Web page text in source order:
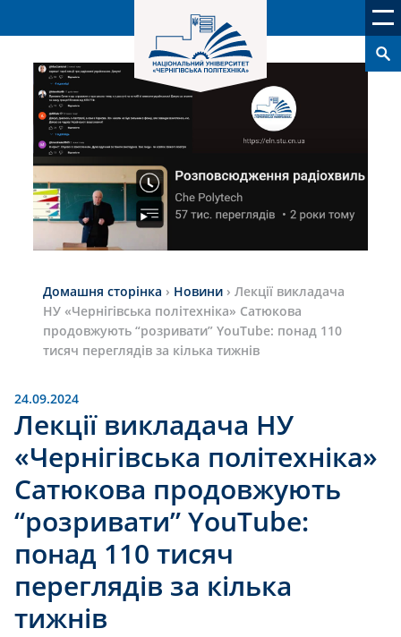
Домашня сторінка › Новини › Лекції викладача
НУ «Чернігівська політехніка» Сатюкова
продовжують “розривати” YouTube: понад 110
тисяч переглядів за кілька тижнів
24.09.2024
Лекції викладача НУ
«Чернігівська політехніка»
Сатюкова продовжують
“розривати” YouTube:
понад 110 тисяч
переглядів за кілька
тижнів